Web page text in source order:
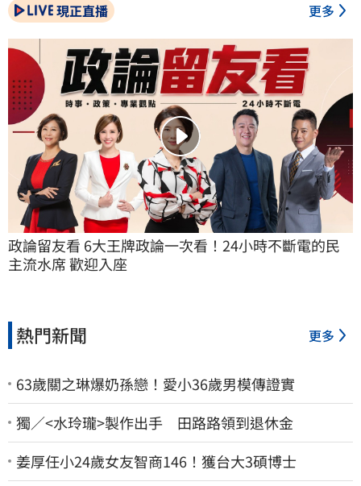
現正直播 更多
政論留友看 6大王牌政論一次看！24小時不斷電的民
主流水席 歡迎入座
熱門新聞 更多
63歲關之琳爆奶孫戀！愛小36歲男模傳證實
獨／<水玲瓏>製作出手 田路路領到退休金
姜厚任小24歲女友智商146！獲台大3碩博士